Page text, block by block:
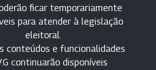
ficar temporariamente
para atender à legislação
eleitoral.
conteúdos e funcionalidades
continuarão disponíveis